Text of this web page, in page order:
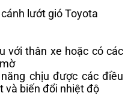
lướt gió Toyota
với thân xe hoặc có các
chịu được các điều
và biến đổi nhiệt độ